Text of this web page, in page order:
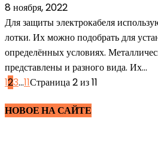
8 ноября, 2022
Для защиты электрокабеля
лотки. Их можно подобрать для
определённых условиях.
представлены и разного вида. Их...
123...11Страница 2 из 11
НОВОЕ НА САЙТЕ